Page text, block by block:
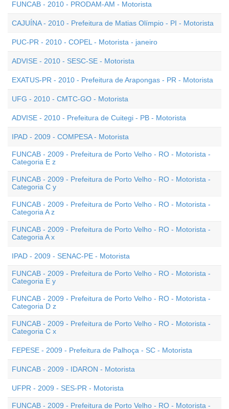
FUNCAB - 2010 - PRODAM-AM - Motorista
CAJUÍNA - 2010 - Prefeitura de Matias Olímpio - PI - Motorista
PUC-PR - 2010 - COPEL - Motorista - janeiro
ADVISE - 2010 - SESC-SE - Motorista
EXATUS-PR - 2010 - Prefeitura de Arapongas - PR - Motorista
UFG - 2010 - CMTC-GO - Motorista
ADVISE - 2010 - Prefeitura de Cuitegi - PB - Motorista
IPAD - 2009 - COMPESA - Motorista
FUNCAB - 2009 - Prefeitura de Porto Velho - RO - Motorista -
Categoria E z
FUNCAB - 2009 - Prefeitura de Porto Velho - RO - Motorista -
Categoria C y
FUNCAB - 2009 - Prefeitura de Porto Velho - RO - Motorista -
Categoria A z
FUNCAB - 2009 - Prefeitura de Porto Velho - RO - Motorista -
Categoria A x
IPAD - 2009 - SENAC-PE - Motorista
FUNCAB - 2009 - Prefeitura de Porto Velho - RO - Motorista -
Categoria E y
FUNCAB - 2009 - Prefeitura de Porto Velho - RO - Motorista -
Categoria D z
FUNCAB - 2009 - Prefeitura de Porto Velho - RO - Motorista -
Categoria C x
FEPESE - 2009 - Prefeitura de Palhoça - SC - Motorista
FUNCAB - 2009 - IDARON - Motorista
UFPR - 2009 - SES-PR - Motorista
FUNCAB - 2009 - Prefeitura de Porto Velho - RO - Motorista -